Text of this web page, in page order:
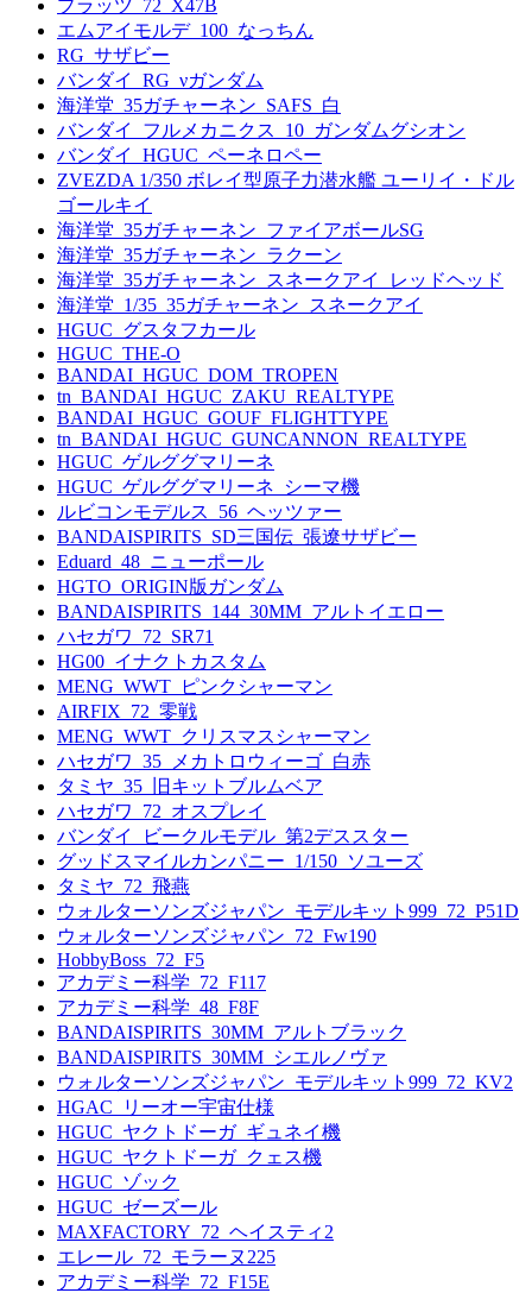
プラッツ_72_X47B
エムアイモルデ_100_なっちん
RG_サザビー
バンダイ_RG_νガンダム
海洋堂_35ガチャーネン_SAFS_白
バンダイ_フルメカニクス_10_ガンダムグシオン
バンダイ_HGUC_ペーネロペー
ZVEZDA 1/350 ボレイ型原子力潜水艦 ユーリイ・ドル
ゴールキイ
海洋堂_35ガチャーネン_ファイアボールSG
海洋堂_35ガチャーネン_ラクーン
海洋堂_35ガチャーネン_スネークアイ_レッドヘッド
海洋堂_1/35_35ガチャーネン_スネークアイ
HGUC_グスタフカール
HGUC_THE-O
BANDAI_HGUC_DOM_TROPEN
tn_BANDAI_HGUC_ZAKU_REALTYPE
BANDAI_HGUC_GOUF_FLIGHTTYPE
tn_BANDAI_HGUC_GUNCANNON_REALTYPE
HGUC_ゲルググマリーネ
HGUC_ゲルググマリーネ_シーマ機
ルビコンモデルス_56_ヘッツァー
BANDAISPIRITS_SD三国伝_張遼サザビー
Eduard_48_ニューポール
HGTO_ORIGIN版ガンダム
BANDAISPIRITS_144_30MM_アルトイエロー
ハセガワ_72_SR71
HG00_イナクトカスタム
MENG_WWT_ピンクシャーマン
AIRFIX_72_零戦
MENG_WWT_クリスマスシャーマン
ハセガワ_35_メカトロウィーゴ_白赤
タミヤ_35_旧キットブルムベア
ハセガワ_72_オスプレイ
バンダイ_ビークルモデル_第2デススター
グッドスマイルカンパニー_1/150_ソユーズ
タミヤ_72_飛燕
ウォルターソンズジャパン_モデルキット999_72_P51D
ウォルターソンズジャパン_72_Fw190
HobbyBoss_72_F5
アカデミー科学_72_F117
アカデミー科学_48_F8F
BANDAISPIRITS_30MM_アルトブラック
BANDAISPIRITS_30MM_シエルノヴァ
ウォルターソンズジャパン_モデルキット999_72_KV2
HGAC_リーオー宇宙仕様
HGUC_ヤクトドーガ_ギュネイ機
HGUC_ヤクトドーガ_クェス機
HGUC_ゾック
HGUC_ゼーズール
MAXFACTORY_72_ヘイスティ2
エレール_72_モラーヌ225
アカデミー科学_72_F15E